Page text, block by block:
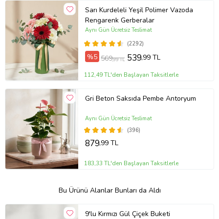
Sarı Kurdeleli Yeşil Polimer Vazoda
Rengarenk Gerberalar
(2292)
Aynı Gün Ücretsiz Teslimat
%5 569,99 TL 539,99 TL
112,49 TL'den Başlayan Taksitlerle
Gri Beton Saksıda Pembe Antoryum
(396)
Aynı Gün Ücretsiz Teslimat
879,99 TL
183,33 TL'den Başlayan Taksitlerle
Bu Ürünü Alanlar Bunları da Aldı
9'lu Kırmızı Gül Çiçek Buketi